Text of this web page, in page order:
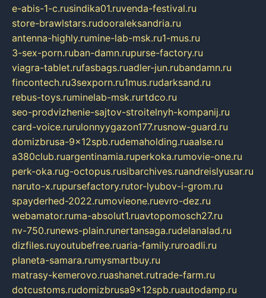
e-abis-1-c.rusindika01.ruvenda-festival.ru
store-brawlstars.rudooraleksandria.ru
antenna-highly.rumine-lab-msk.ru1-mus.ru
3-sex-porn.ruban-damn.rupurse-factory.ru
viagra-tablet.rufasbags.ruadler-jun.rubandamn.ru
fincontech.ru3sexporn.ru1mus.rudarksand.ru
rebus-toys.ruminelab-msk.rurtdco.ru
seo-prodvizhenie-sajtov-stroitelnyh-kompanij.ru
card-voice.rurulonnyygazon177.rusnow-guard.ru
domizbrusa-9x12spb.rudemaholding.ruaalse.ru
a380club.ruargentinamia.ruperkoka.rumovie-one.ru
perk-oka.rug-octopus.rusibarchives.ruandreislyusar.ru
naruto-x.rupursefactory.rutor-lyubov-i-grom.ru
spayderhed-2022.rumovieone.ruevro-dez.ru
webamator.ruma-absolut1.ruavtopomosch27.ru
nv-750.runews-plain.runertansaga.rudelanalad.ru
dizfiles.ruyoutubefree.ruaria-family.ruroadli.ru
planeta-samara.rumysmartbuy.ru
matrasy-kemerovo.ruashanet.rutrade-farm.ru
dotcustoms.rudomizbrusa9x12spb.ruautodamp.ru